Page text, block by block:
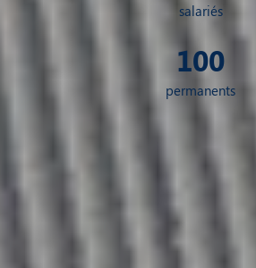
salariés
permanents
100